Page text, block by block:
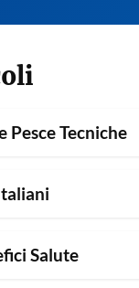
Pesce Tecniche
Salute